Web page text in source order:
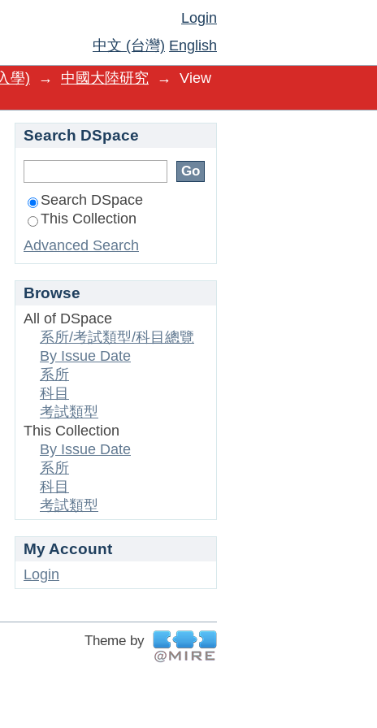
Login
中文 (台灣) English
學) → 中國大陸研究 →
View
Search DSpace
Search DSpace
This Collection
Advanced Search
Browse
All of DSpace
系所/考試類型/科目總覽
By Issue Date
系所
科目
考試類型
This Collection
By Issue Date
系所
科目
考試類型
My Account
Login
Theme by